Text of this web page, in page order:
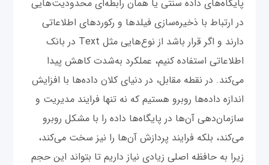
پایگاه‌های داده‌ سنتی یا همان رابطه‌ای محدودیت‌هایی
در ارتباط با ذخیره‌سازی فیلدها و رکوردهای اطلاعاتی
دارند و اگر قرار باشد از نوع‌هایی مثل Text در بانک
اطلاعاتی استفاده کنیم، عملکرد به‌شدت کاهش پیدا
می‌کند. در نقطه مقابل، در دنیای کلان داده‌ها با افزایش
اندازه داده‌ها روبرو هستیم که نه تنها فرایند مدیریت و
سازما‌‌ن‌دهی آن‌ها در پایگاه‌ها داده را با مشکل روبرو
می‌کند، بلکه فرایند پردازش آن‌ها را نیز سخت می‌کند،
زیرا به حافظه اصلی زیادی نیاز داریم تا بتواند این حجم